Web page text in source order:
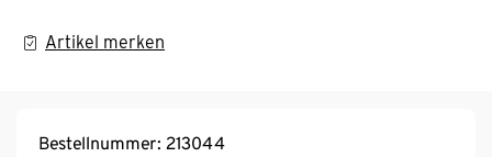
Artikel merken
Bestellnummer: 213044